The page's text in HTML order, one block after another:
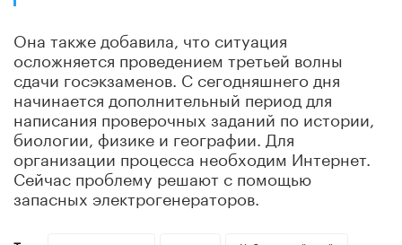
Она также добавила, что ситуация
осложняется проведением третьей волны
сдачи госэкзаменов. С сегодняшнего дня
начинается дополнительный период для
написания проверочных заданий по истории,
биологии, физике и географии. Для
организации процесса необходим Интернет.
Сейчас проблему решают с помощью
запасных электрогенераторов.